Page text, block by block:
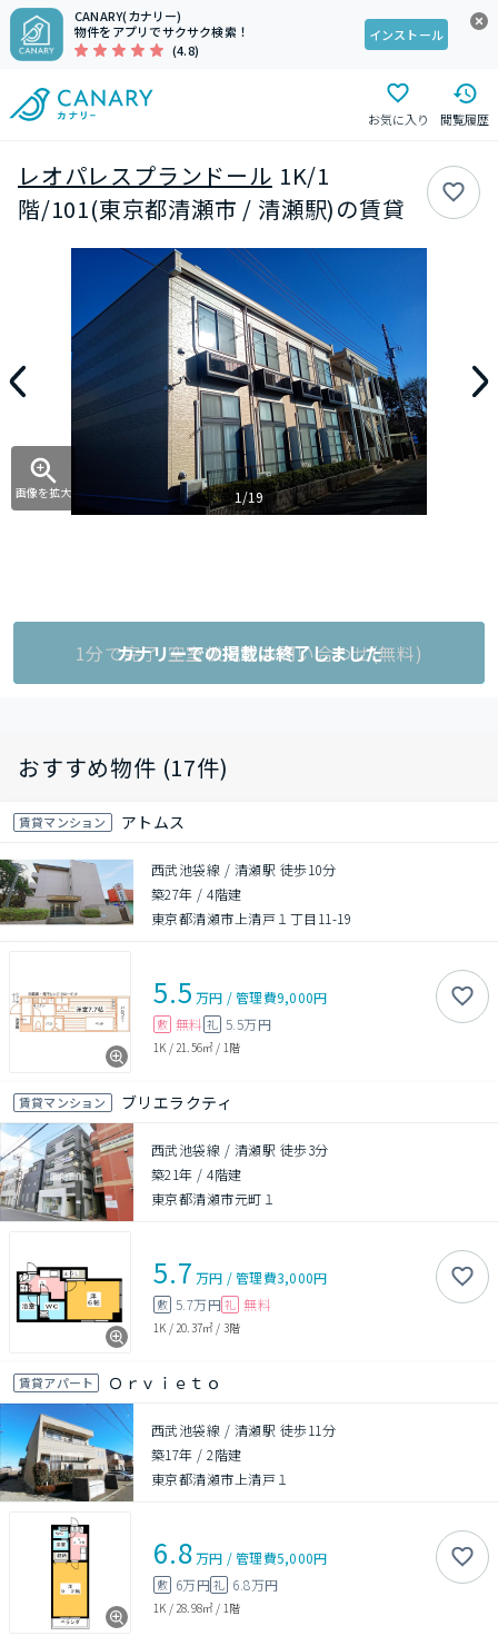
CANARY(カナリー)
物件をアプリでサクサク検索！
(4.8)
インストール
お気に入り 閲覧履歴
レオパレスプランドール 1K/1
階/101(東京都清瀬市 / 清瀬駅)の賃貸
画像を拡大 1/19
1分で完了!空室状況をお問い合わせ(無料)
カナリーでの掲載は終了しました
おすすめ物件 (17件)
賃貸マンション アトムス
西武池袋線 / 清瀬駅 徒歩10分
築27年 /4階建
東京都清瀬市上清戸１丁目11-19
5.5 万円 /管理費9,000円
敷 無料 礼 5.5万円
1K / 21.56㎡ / 1階
賃貸マンション ブリエラクティ
西武池袋線 / 清瀬駅 徒歩3分
築21年 /4階建
東京都清瀬市元町１
5.7 万円 /管理費3,000円
敷 5.7万円 礼 無料
1K / 20.37㎡ / 3階
賃貸アパート Ｏｒｖｉｅｔｏ
西武池袋線 / 清瀬駅 徒歩11分
築17年 /2階建
東京都清瀬市上清戸１
6.8万円 /管理費5,000円
敷 6万円礼 6.8万円
1K / 28.98㎡ / 1階